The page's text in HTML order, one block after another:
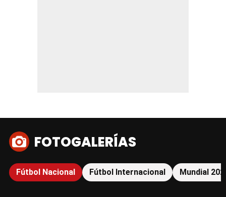
FOTOGALERÍAS
Fútbol Nacional Fútbol Internacional Mundial